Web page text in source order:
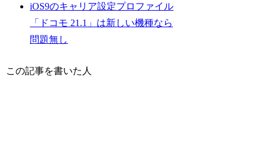
iOS9のキャリア設定プロファイル
「ドコモ 21.1」は新しい機種なら
問題無し
この記事を書いた人